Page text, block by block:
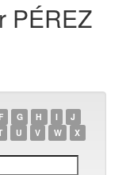
PÉREZ
F G H I
J
U V W
X